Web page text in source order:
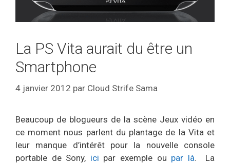
La PS Vita aurait du être un
Smartphone
4 janvier 2012 par Cloud Strife Sama
Beaucoup de blogueurs de la scène Jeux vidéo en
ce moment nous parlent du plantage de la Vita et
leur manque d’intérêt pour la nouvelle console
portable de Sony, ici par exemple ou par là. La